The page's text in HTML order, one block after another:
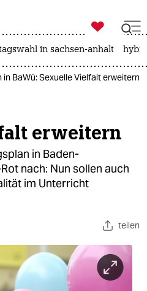
ich

taz zahl ich
in sachsen-anhalt
in BaWü: Sexuelle Vielfalt erweitern
erweitern
in Baden-
nach: Nun sollen auch
im Unterricht
teilen